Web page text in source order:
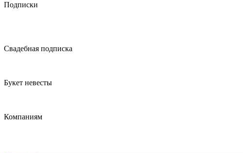
Подписки
Свадебная подписка
Букет невесты
Компаниям